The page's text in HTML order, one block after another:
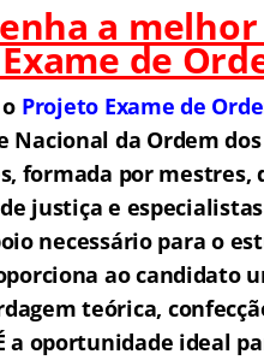
a
de
Projeto Exame de
da Ordem
formada por mestres,
justiça e
necessário para o
ao candidato
teórica,
a oportunidade ideal